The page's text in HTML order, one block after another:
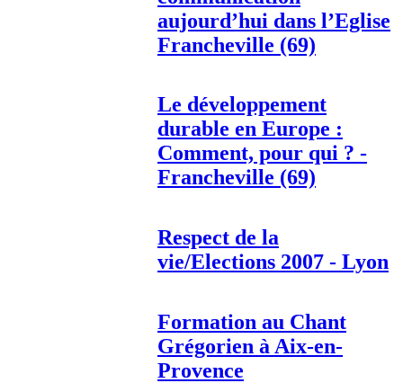
aujourd’hui dans l’Eglise
Francheville (69)
Le développement
durable en Europe :
Comment, pour qui ? -
Francheville (69)
Respect de la
vie/Elections 2007 - Lyon
Formation au Chant
Grégorien à Aix-en-
Provence